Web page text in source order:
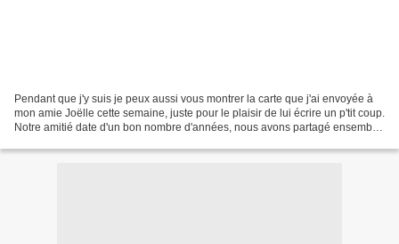
Pendant que j'y suis je peux aussi vous montrer la carte que j'ai envoyée à
mon amie Joëlle cette semaine, juste pour le plaisir de lui écrire un p'tit coup.
Notre amitié date d'un bon nombre d'années, nous avons partagé ensemble